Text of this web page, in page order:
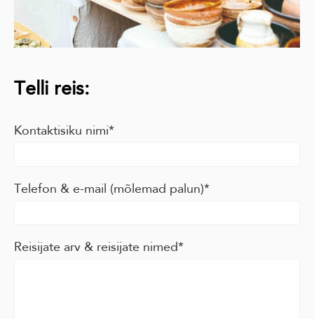
Telli reis:
Kontaktisiku nimi
Telefon & e-mail (mõlemad palun)
Reisijate arv & reisijate nimed